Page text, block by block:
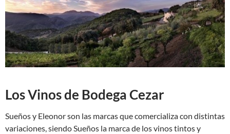
Los Vinos de Bodega Cezar
Sueños y Eleonor son las marcas que comercializa con distintas
variaciones, siendo Sueños la marca de los vinos tintos y